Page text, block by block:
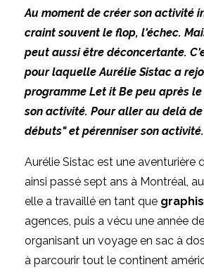
Au moment de créer son activité
craint souvent le flop, l'échec.
peut aussi être déconcertante.
pour laquelle Aurélie Sistac a
programme Let it Be peu après
son activité. Pour aller au delà
débuts" et pérenniser son activité.
Aurélie Sistac est une aventurière
ainsi passé sept ans à Montréal,
elle a travaillé en tant que
agences, puis a vécu une année
organisant un voyage en sac à
à parcourir tout le continent